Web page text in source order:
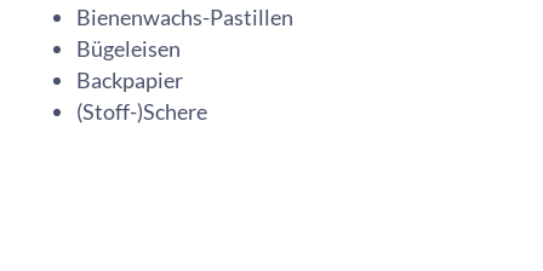
Bienenwachs-Pastillen
Bügeleisen
Backpapier
(Stoff-)Schere